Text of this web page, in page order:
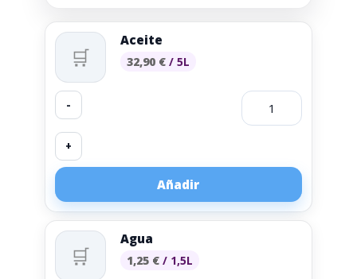
🛒
Aceite
32,90 € / 5L
-
+
Añadir
🛒
Agua
1,25 € / 1,5L